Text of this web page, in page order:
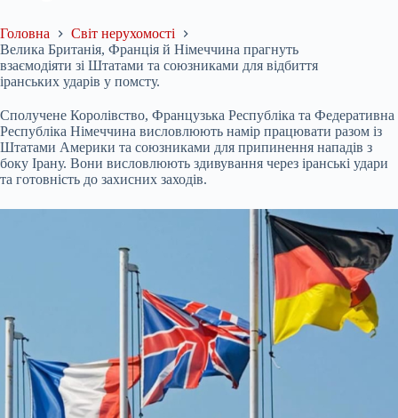
Головна
Світ нерухомості
Велика Британія, Франція й Німеччина прагнуть
взаємодіяти зі Штатами та союзниками для відбиття
іранських ударів у помсту.
Сполучене Королівство, Французька Республіка та Федеративна
Республіка Німеччина висловлюють намір працювати разом із
Штатами Америки та союзниками для припинення нападів з
боку Ірану. Вони висловлюють здивування через іранські удари
та готовність до захисних заходів.